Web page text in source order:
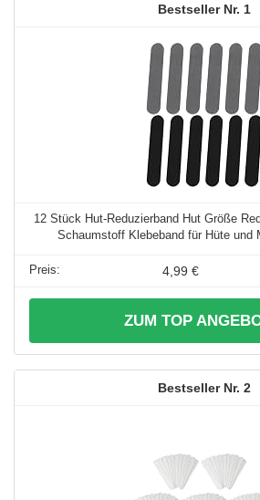
1
12 Stück Hut-Reduzierband Hut Größe
Schaumstoff Klebeband für Hüte und
4,99 €
ZUM TOP
2